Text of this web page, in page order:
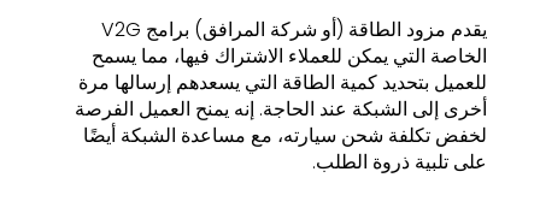
يقدم مزود الطاقة (أو شركة المرافق) برامج V2G
الخاصة التي يمكن للعملاء الاشتراك فيها، مما يسمح
للعميل بتحديد كمية الطاقة التي يسعدهم إرسالها مرة
أخرى إلى الشبكة عند الحاجة. إنه يمنح العميل الفرصة
لخفض تكلفة شحن سيارته، مع مساعدة الشبكة أيضًا
على تلبية ذروة الطلب.